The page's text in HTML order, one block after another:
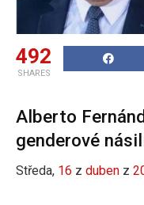
492
SHARES
Alberto
genderové
Středa, 16 z duben z